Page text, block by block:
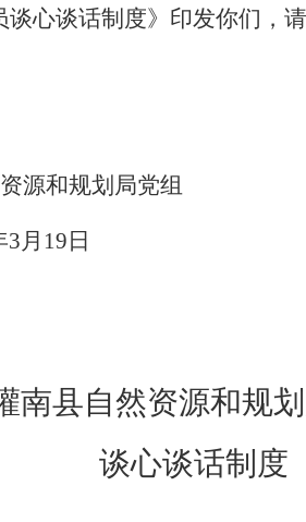
心谈话制度》印发你们，
源和规划局党组
3月19日
南县自然资源和规
谈心谈话制度